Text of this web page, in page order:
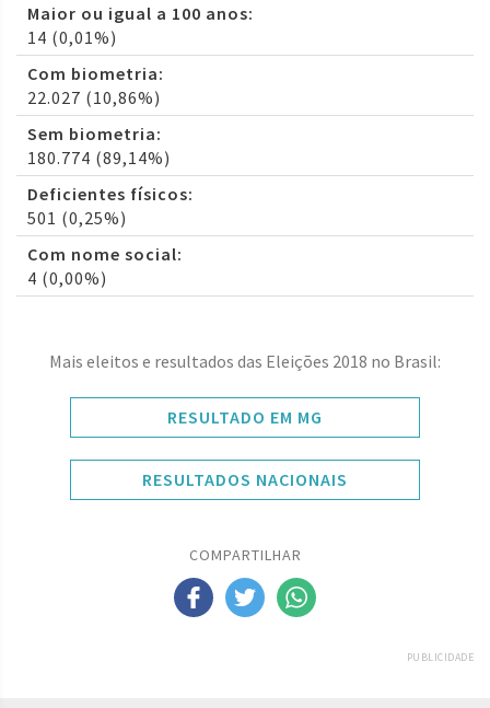
Maior ou igual a 100 anos:
14 (0,01%)
Com biometria:
22.027 (10,86%)
Sem biometria:
180.774 (89,14%)
Deficientes físicos:
501 (0,25%)
Com nome social:
4 (0,00%)
Mais eleitos e resultados das Eleições 2018 no Brasil:
RESULTADO EM MG
RESULTADOS NACIONAIS
COMPARTILHAR
PUBLICIDADE